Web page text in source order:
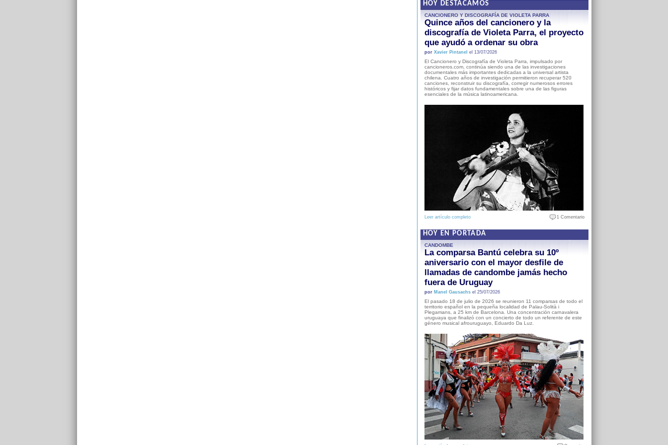
HOY DESTACAMOS
CANCIONERO Y DISCOGRAFÍA DE VIOLETA PARRA
Quince años del cancionero y la
discografía de Violeta Parra, el proyecto
que ayudó a ordenar su obra
por Xavier Pintanel el 13/07/2026
El Cancionero y Discografía de Violeta Parra, impulsado por
cancioneros.com, continúa siendo una de las investigaciones
documentales más importantes dedicadas a la universal artista
chilena. Cuatro años de investigación permitieron recuperar 520
canciones, reconstruir su discografía, corregir numerosos errores
históricos y fijar datos fundamentales sobre una de las figuras
esenciales de la música latinoamericana.
Leer artículo completo 1 Comentario
HOY EN PORTADA
CANDOMBE
La comparsa Bantú celebra su 10º
aniversario con el mayor desfile de
llamadas de candombe jamás hecho
fuera de Uruguay
por Manel Gausachsel 25/07/2026
El pasado 18 de julio de 2026 se reunieron 11 comparsas de todo el
territorio español en la pequeña localidad de Palau-Solità i
Plegamans, a 25 km de Barcelona. Una concentración carnavalera
uruguaya que finalizó con un concierto de todo un referente de este
género musical afrouruguayo, Eduardo Da Luz.